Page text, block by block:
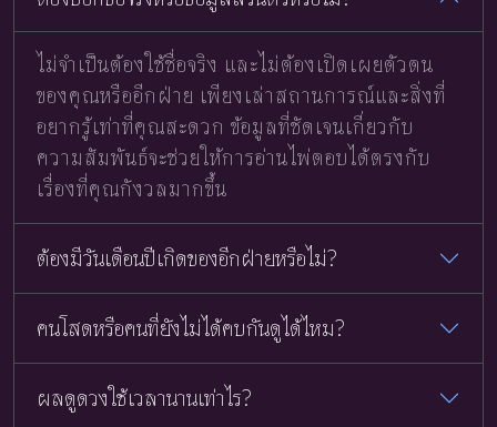
ไม่จำเป็นต้องใช้ชื่อจริง และไม่ต้องเปิดเผยตัวตน
ของคุณหรืออีกฝ่าย เพียงเล่าสถานการณ์และสิ่งที่
อยากรู้เท่าที่คุณสะดวก ข้อมูลที่ชัดเจนเกี่ยวกับ
ความสัมพันธ์จะช่วยให้การอ่านไพ่ตอบได้ตรงกับ
เรื่องที่คุณกังวลมากขึ้น
ต้องมีวันเดือนปีเกิดของอีกฝ่ายหรือไม่?
คนโสดหรือคนที่ยังไม่ได้คบกันดูได้ไหม?
ผลดูดวงใช้เวลานานเท่าไร?